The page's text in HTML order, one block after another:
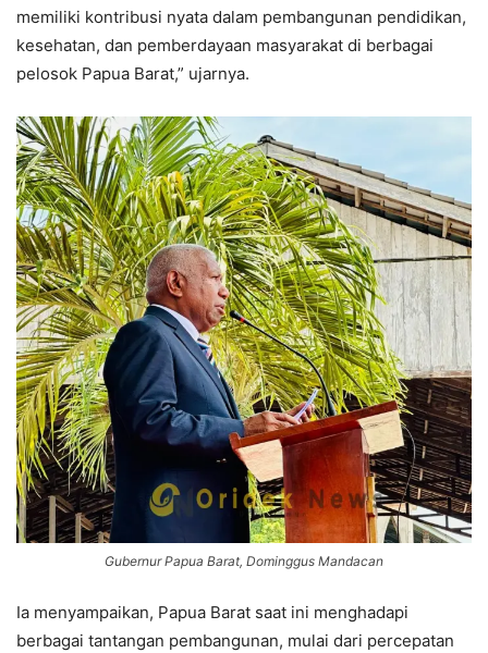
memiliki kontribusi nyata dalam pembangunan pendidikan,
kesehatan, dan pemberdayaan masyarakat di berbagai
pelosok Papua Barat,” ujarnya.
Gubernur Papua Barat, Dominggus Mandacan
Ia menyampaikan, Papua Barat saat ini menghadapi
berbagai tantangan pembangunan, mulai dari percepatan